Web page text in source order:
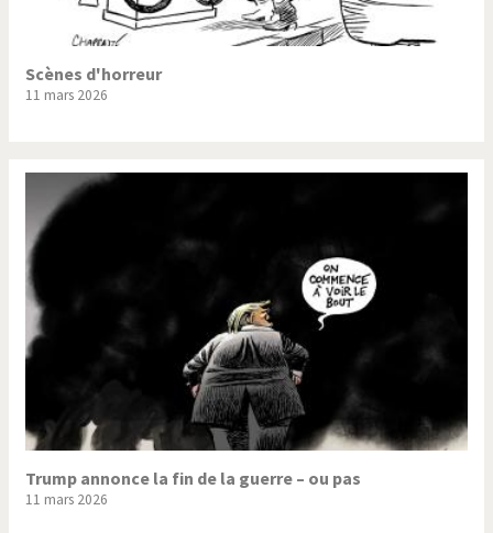
Scènes d'horreur
11 mars 2026
Trump annonce la fin de la guerre – ou pas
11 mars 2026